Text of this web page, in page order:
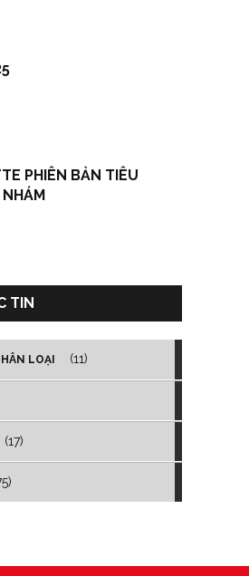
PHIÊN BẢN TIÊU
TIN
LOẠI (11)
(17)